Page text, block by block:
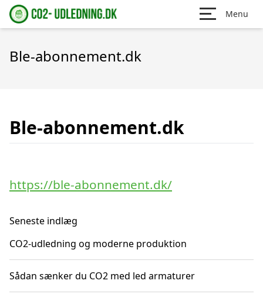
Menu
Ble-abonnement.dk
Ble-abonnement.dk
https://ble-abonnement.dk/
Seneste indlæg
CO2-udledning og moderne produktion
Sådan sænker du CO2 med led armaturer